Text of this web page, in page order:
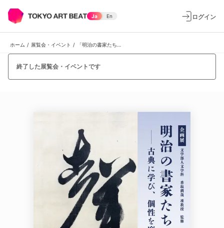
Ja En ログイン
ホーム / 展覧会・イベント /
終了した展覧会・イベントです